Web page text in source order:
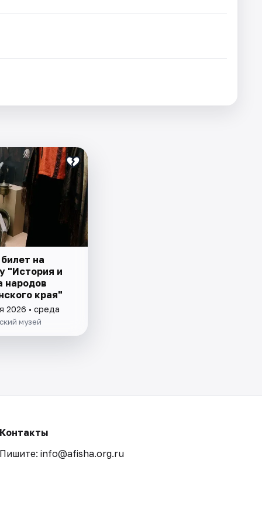
на
"История и
народов
края"
2026 • среда
музей
Контакты
Пишите: info@afisha.org.ru